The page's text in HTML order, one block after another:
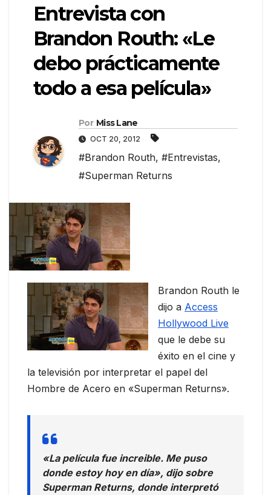
Entrevista con
Brandon Routh: «Le
debo prácticamente
todo a esa película»
Por Miss Lane
OCT 20, 2012
#Brandon Routh, #Entrevistas,
#Superman Returns
Brandon Routh le
dijo a Access
Hollywood Live
que le debe su
éxito en el cine y
la televisión por interpretar el papel del
Hombre de Acero en «Superman Returns».
«La película fue increible. Me puso
donde estoy hoy en día», dijo sobre
Superman Returns, donde interpretó